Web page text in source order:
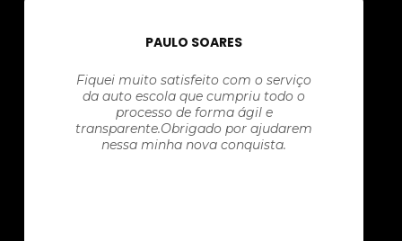
PAULO SOARES
Fiquei muito satisfeito com o serviço
da auto escola que cumpriu todo o
processo de forma ágil e
transparente.Obrigado por ajudarem
nessa minha nova conquista.